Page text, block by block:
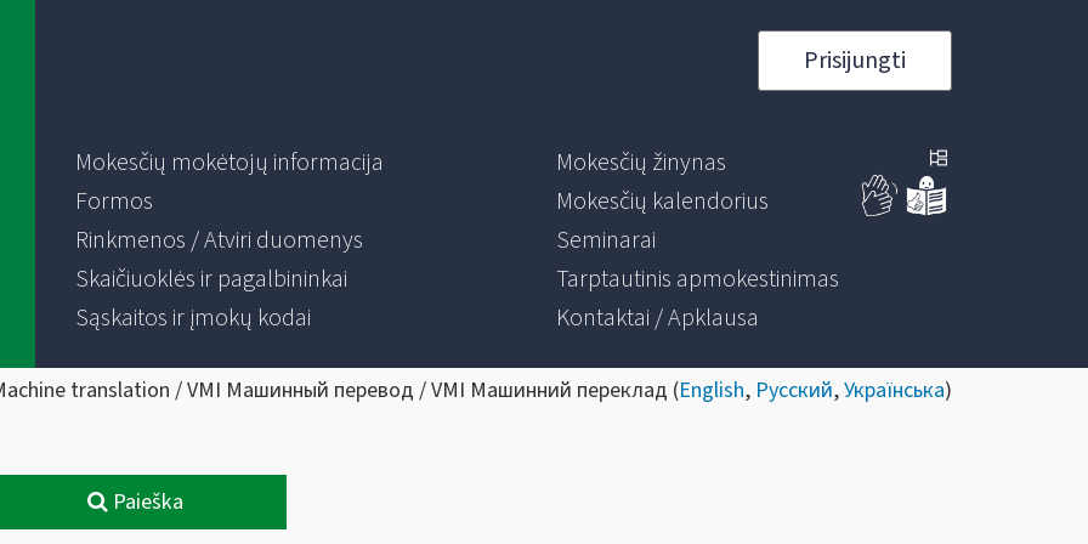
Prisijungti
Mokesčių mokėtojų informacija
Formos
Rinkmenos / Atviri duomenys
Skaičiuoklės ir pagalbininkai
Sąskaitos ir įmokų kodai
Mokesčių žinynas
Mokesčių kalendorius
Seminarai
Tarptautinis apmokestinimas
Kontaktai / Apklausa
translation / VMI Машинный перевод / VMI Машинний переклад (English, Русский,Українська)
Paieška